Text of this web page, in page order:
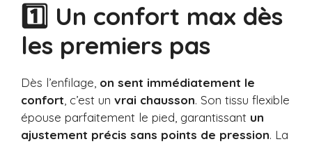
1️⃣ Un confort max dès
les premiers pas
Dès l’enfilage, on sent immédiatement le
confort, c’est un vrai chausson. Son tissu flexible
épouse parfaitement le pied, garantissant un
ajustement précis sans points de pression. La